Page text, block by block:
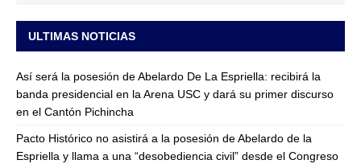
ULTIMAS NOTICIAS
Así será la posesión de Abelardo De La Espriella: recibirá la
banda presidencial en la Arena USC y dará su primer discurso
en el Cantón Pichincha
Pacto Histórico no asistirá a la posesión de Abelardo de la
Espriella y llama a una “desobediencia civil” desde el Congreso